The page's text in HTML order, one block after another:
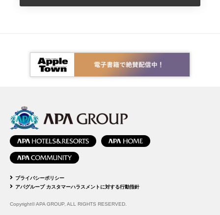
プライバシーポリシー
アパグループ カスタマーハラスメントに対する行動指針
Copyright© APA GROUP, ALL RIGHTS RESERVED.